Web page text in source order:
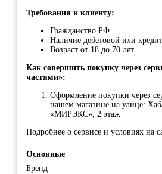
Требования к клиенту:
Гражданство РФ
Наличие дебетовой или
Возраст от 18 до 70 лет.
Как совершить покупку через
частями»:
Оформление покупки через
нашем магазине на улице:
«МИРЭКС», 2 этаж
Подробнее о сервисе и условиях на
Основные
Бренд